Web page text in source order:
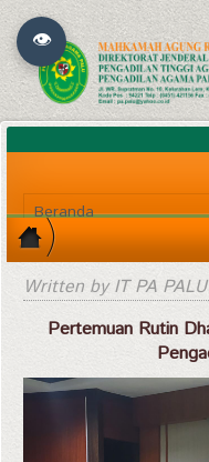
Written by IT PA
Pertemuan Rutin
👁